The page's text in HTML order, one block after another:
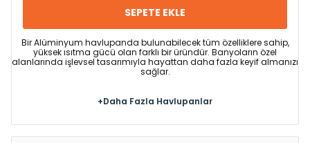
SEPETE EKLE
Bir Alüminyum havlupanda bulunabilecek tüm özelliklere sahip,
yüksek ısıtma gücü olan farklı bir üründür. Banyoların özel
alanlarında işlevsel tasarımıyla hayattan daha fazla keyif almanızı
sağlar.
+Daha Fazla Havlupanlar